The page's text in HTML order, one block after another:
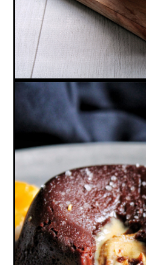
MOELLEUX
PRALINÉ